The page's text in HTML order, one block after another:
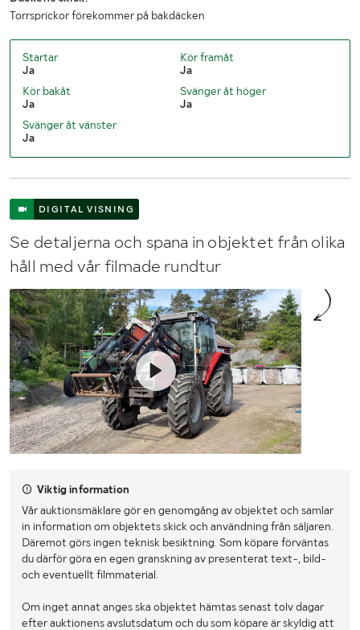
Torrsprickor förekommer på bakdäcken
Startar
Ja
Kör framåt
Ja
Kör bakåt
Ja
Svänger åt höger
Ja
Svänger åt vänster
Ja
DIGITAL VISNING
Se detaljerna och spana in objektet från olika
håll med vår filmade rundtur
Viktig information
Vår auktionsmäklare gör en genomgång av objektet och samlar
in information om objektets skick och användning från säljaren.
Däremot görs ingen teknisk besiktning. Som köpare förväntas
du därför göra en egen granskning av presenterat text-, bild-
och eventuellt filmmaterial.
Om inget annat anges ska objektet hämtas senast tolv dagar
efter auktionens avslutsdatum och du som köpare är skyldig att